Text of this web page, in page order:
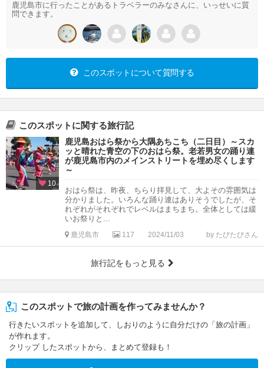
鹿児島市に行ったことがあるトラベラーのみなさんに、いっせいに質
問できます。
このスポットについて質問する
このスポットに関する旅行記
10
鹿児島おはら祭から大隅あちこち（二日目）～スカ
ッと晴れた青空の下のおはら祭。老若男女の踊り連
が鹿児島市内のメインストリートを埋め尽くします
～
おはら祭は、昨夜、ちらり拝見して、大よその雰囲気は
分かりました。いろんな踊り連はありそうでしたが、そ
れぞれがそれぞれでレベルはまちまち。全体としては緩
いお祭りと...
鹿児島市 117 2024/11/03 by たびたびさん
旅行記をもっと見る
このスポットで旅の計画を作ってみませんか？
行きたいスポットを追加して、しおりのように自分だけの「旅の計画」
が作れます。
クリップ したスポットから、まとめて登録も！